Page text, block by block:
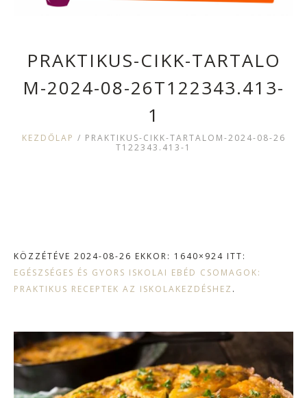
PRAKTIKUS-CIKK-TARTALO
M-2024-08-26T122343.413-
1
KEZDŐLAP / PRAKTIKUS-CIKK-TARTALOM-2024-08-26
T122343.413-1
KÖZZÉTÉVE 2024-08-26 EKKOR: 1640×924 ITT:
EGÉSZSÉGES ÉS GYORS ISKOLAI EBÉD CSOMAGOK:
PRAKTIKUS RECEPTEK AZ ISKOLAKEZDÉSHEZ .